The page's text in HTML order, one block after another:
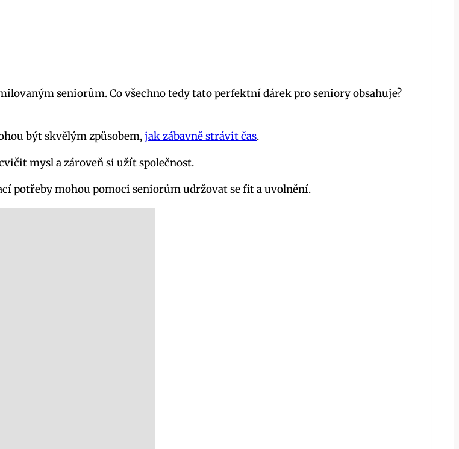
seniorům. Co všechno tedy tato perfektní dárek pro seniory obsahuje?
být skvělým způsobem,jak zábavně strávit čas.
mysl a zároveň si užít společnost.
potřeby mohou pomoci seniorům udržovat se fit a uvolnění.